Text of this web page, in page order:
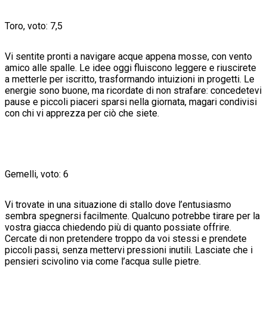
Toro, voto: 7,5
Vi sentite pronti a navigare acque appena mosse, con vento
amico alle spalle. Le idee oggi fluiscono leggere e riuscirete
a metterle per iscritto, trasformando intuizioni in progetti. Le
energie sono buone, ma ricordate di non strafare: concedetevi
pause e piccoli piaceri sparsi nella giornata, magari condivisi
con chi vi apprezza per ciò che siete.
Gemelli, voto: 6
Vi trovate in una situazione di stallo dove l’entusiasmo
sembra spegnersi facilmente. Qualcuno potrebbe tirare per la
vostra giacca chiedendo più di quanto possiate offrire.
Cercate di non pretendere troppo da voi stessi e prendete
piccoli passi, senza mettervi pressioni inutili. Lasciate che i
pensieri scivolino via come l’acqua sulle pietre.